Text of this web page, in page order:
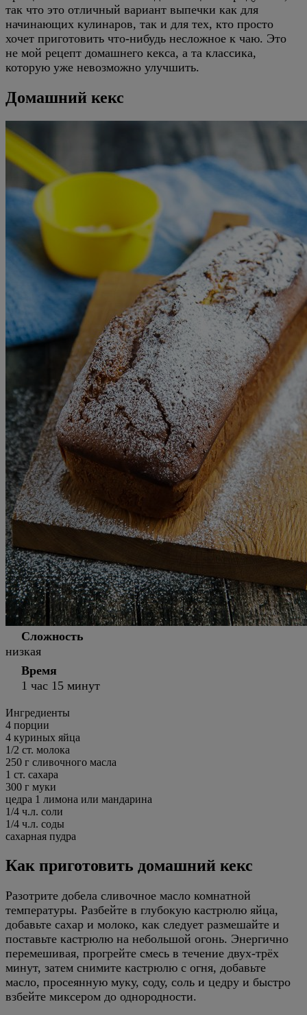
так что это отличный вариант выпечки как для
начинающих кулинаров, так и для тех, кто просто
хочет приготовить что-нибудь несложное к чаю. Это
не мой рецепт домашнего кекса, а та классика,
которую уже невозможно улучшить.
Домашний кекс
Сложность
низкая
Время
1 час 15 минут
Ингредиенты
4 порции
4 куриных яйца
1/2 ст. молока
250 г сливочного масла
1 ст. сахара
300 г муки
цедра 1 лимона или мандарина
1/4 ч.л. соли
1/4 ч.л. соды
сахарная пудра
Как приготовить домашний кекс
Разотрите добела сливочное масло комнатной
температуры. Разбейте в глубокую кастрюлю яйца,
добавьте сахар и молоко, как следует размешайте и
поставьте кастрюлю на небольшой огонь. Энергично
перемешивая, прогрейте смесь в течение двух-трёх
минут, затем снимите кастрюлю с огня, добавьте
масло, просеянную муку, соду, соль и цедру и быстро
взбейте миксером до однородности.